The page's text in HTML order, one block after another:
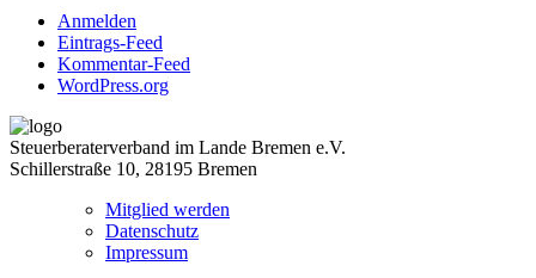
Anmelden
Eintrags-Feed
Kommentar-Feed
WordPress.org
Steuerberaterverband im Lande Bremen e.V.
Schillerstraße 10, 28195 Bremen
Mitglied werden
Datenschutz
Impressum